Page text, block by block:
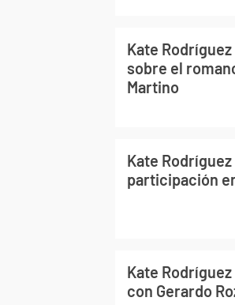
Kate
sobre el
Martino
Kate
participación
Kate
con Gerardo